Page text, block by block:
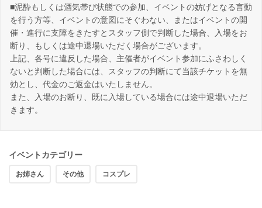
■泥酔もしくは酒気帯び状態での参加、イベントの妨げとなる言動
を行う方等、イベントの意図にそぐわない、またはイベントの開
催・進行に支障をきたすとスタッフ側で判断した場合、入場をお
断り、もしくは途中退場いただく場合がございます。
上記、各号に違反した場合、主催者がイベント参加にふさわしく
ないと判断した場合には、スタッフの判断にて当該チケットを無
効とし、代金のご返金はいたしません。
また、入場のお断り、既に入場している場合には途中退場いただ
きます。
イベントカテゴリー
お姉さん その他 コスプレ